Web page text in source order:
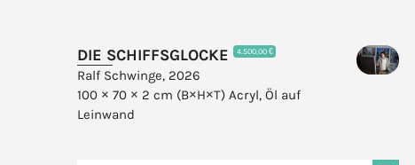
DIE SCHIFFSGLOCKE 4.500,00 €
Ralf Schwinge, 2026
100 × 70 × 2 cm (B×H×T)Acryl, Öl auf
Leinwand